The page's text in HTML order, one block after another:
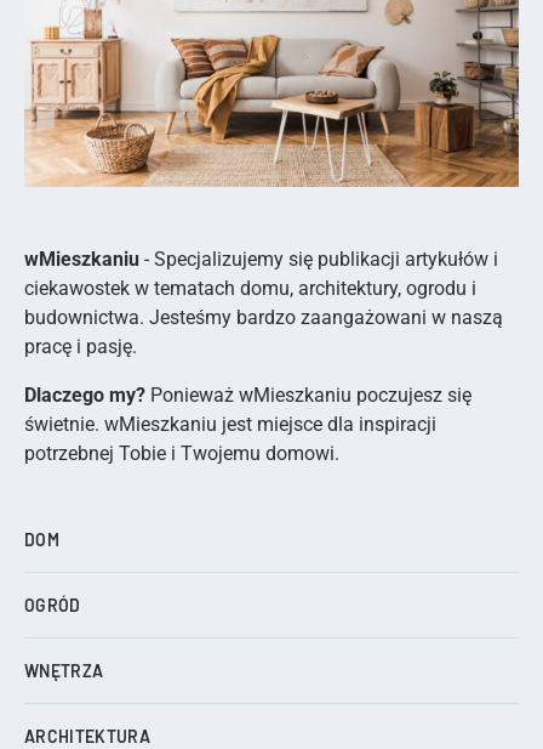
wMieszkaniu - Specjalizujemy się publikacji artykułów i
ciekawostek w tematach domu, architektury, ogrodu i
budownictwa. Jesteśmy bardzo zaangażowani w naszą
pracę i pasję.
Dlaczego my? Ponieważ wMieszkaniu poczujesz się
świetnie. wMieszkaniu jest miejsce dla inspiracji
potrzebnej Tobie i Twojemu domowi.
DOM
OGRÓD
WNĘTRZA
ARCHITEKTURA